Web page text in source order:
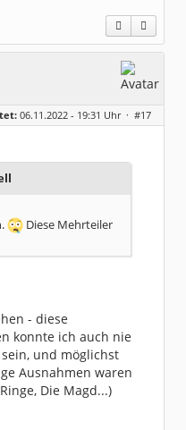
06.11.2022 - 19:31 Uhr · #17
Diese Mehrteiler
- diese
konnte ich auch nie
und möglichst
Ausnahmen waren
Die Magd...)